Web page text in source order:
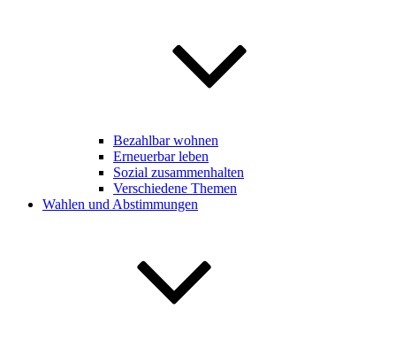
Bezahlbar wohnen
Erneuerbar leben
Sozial zusammenhalten
Verschiedene Themen
Wahlen und Abstimmungen